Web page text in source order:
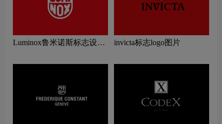
Luminox鲁米诺斯标志设计
invicta标志logo图片